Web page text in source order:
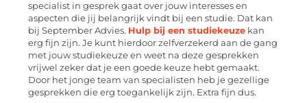
specialist in gesprek gaat over jouw interesses en
aspecten die jij belangrijk vindt bij een studie. Dat kan
bij September Advies. Hulp bij een studiekeuze kan
erg fijn zijn. Je kunt hierdoor zelfverzekerd aan de gang
met jouw studiekeuze en weet na deze gesprekken
vrijwel zeker dat je een goede keuze hebt gemaakt.
Door het jonge team van specialisten heb je gezellige
gesprekken die erg toegankelijk zijn. Extra fijn dus.